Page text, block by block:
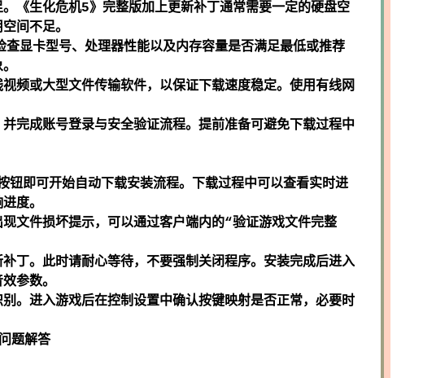
《生化危机5》完整版加上更新补丁通常需要一定的硬盘空
间不足。
显卡型号、处理器性能以及内存容量是否满足最低或推荐
频或大型文件传输软件，以保证下载速度稳定。使用有线网
完成账号登录与安全验证流程。提前准备可避免下载过程中
即可开始自动下载安装流程。下载过程中可以查看实时进
度。
文件损坏提示，可以通过客户端内的“验证游戏文件完整
丁。此时请耐心等待，不要强制关闭程序。安装完成后进入
参数。
。进入游戏后在控制设置中确认按键映射是否正常，必要时